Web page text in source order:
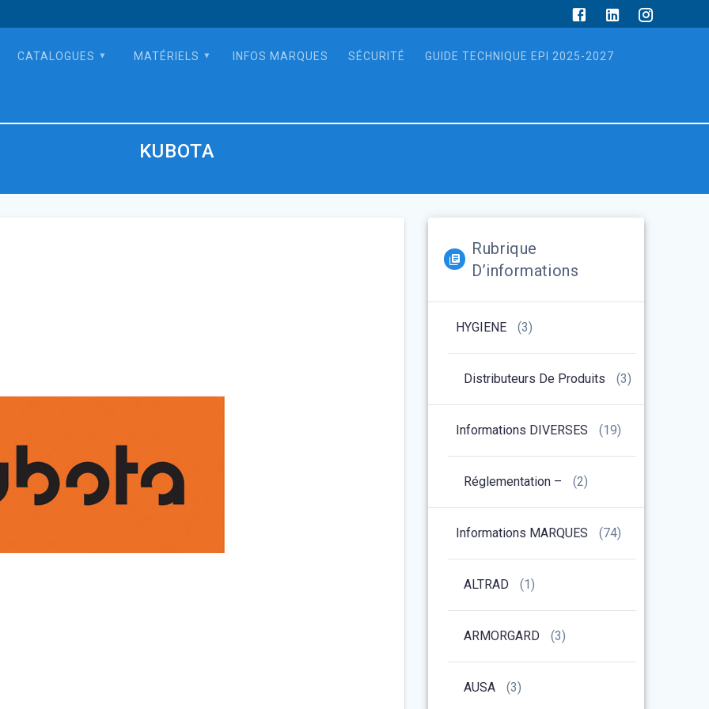
CATALOGUES MATÉRIELS INFOS MARQUES SÉCURITÉ GUIDE TECHNIQUE EPI 2025-2027
KUBOTA
Rubrique
D’informations
HYGIENE (3)
Distributeurs De Produits (3)
Informations DIVERSES (19)
Réglementation – (2)
Informations MARQUES (74)
ALTRAD (1)
ARMORGARD (3)
AUSA (3)